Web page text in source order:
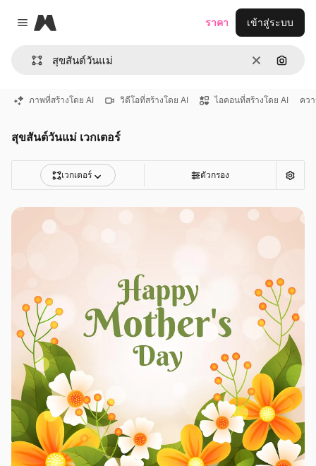
Close menu
Magnific
ชัดเจนค้นหา
ราคา เข้าสู่ระบบ
ภาพที่สร้างโดย AI วิดีโอที่สร้างโดย AI ไอคอนที่สร้างโดย AI คว
สุขสันต์วันแม่ เวกเตอร์
เวกเตอร์ ตัวกรอง